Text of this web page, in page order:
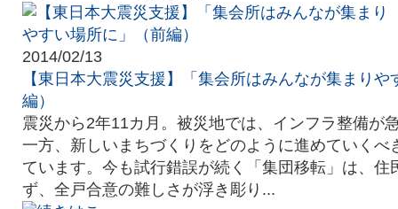
2014/02/13
【東日本大震災支援】「集会所はみんなが集まり
編）
震災から2年11カ月。被災地では、インフラ整備が
一方、新しいまちづくりをどのように進めていくべ
ています。今も試行錯誤が続く「集団移転」は、住
ず、全戸合意の難しさが浮き彫り...